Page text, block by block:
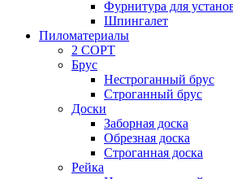
Фурнитура для
Шпингалет
Пиломатериалы
2 СОРТ
Брус
Нестроганный брус
Строганный брус
Доски
Заборная доска
Обрезная доска
Строганная доска
Рейка